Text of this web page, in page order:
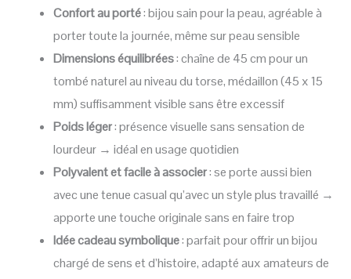
Confort au porté: bijou sain pour la peau, agréable à
porter toute la journée, même sur peau sensible
Dimensions équilibrées: chaîne de 45 cm pour un
tombé naturel au niveau du torse, médaillon (45 x 15
mm) suffisamment visible sans être excessif
Poids léger: présence visuelle sans sensation de
lourdeur → idéal en usage quotidien
Polyvalent et facile à associer: se porte aussi bien
avec une tenue casual qu’avec un style plus travaillé →
apporte une touche originale sans en faire trop
Idée cadeau symbolique: parfait pour offrir un bijou
chargé de sens et d’histoire, adapté aux amateurs de